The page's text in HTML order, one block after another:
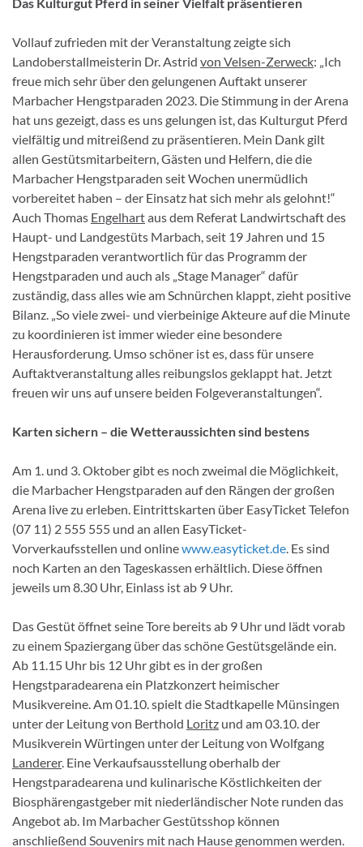
Vollauf zufrieden mit der Veranstaltung zeigte sich
Landoberstallmeisterin Dr. Astrid von Velsen-Zerweck: „Ich
freue mich sehr über den gelungenen Auftakt unserer
Marbacher Hengstparaden 2023. Die Stimmung in der Arena
hat uns gezeigt, dass es uns gelungen ist, das Kulturgut Pferd
vielfältig und mitreißend zu präsentieren. Mein Dank gilt
allen Gestütsmitarbeitern, Gästen und Helfern, die die
Marbacher Hengstparaden seit Wochen unermüdlich
vorbereitet haben – der Einsatz hat sich mehr als gelohnt!“
Auch Thomas Engelhartaus dem Referat Landwirtschaft des
Haupt- und Landgestüts Marbach, seit 19 Jahren und 15
Hengstparaden verantwortlich für das Programm der
Hengstparaden und auch als „Stage Manager“ dafür
zuständig, dass alles wie am Schnürchen klappt, zieht positive
Bilanz. „So viele zwei- und vierbeinige Akteure auf die Minute
zu koordinieren ist immer wieder eine besondere
Herausforderung. Umso schöner ist es, dass für unsere
Auftaktveranstaltung alles reibungslos geklappt hat. Jetzt
freuen wir uns auf unsere beiden Folgeveranstaltungen“.
Karten sichern – die Wetteraussichten sind bestens
Am 1. und 3. Oktober gibt es noch zweimal die Möglichkeit,
die Marbacher Hengstparaden auf den Rängen der großen
Arena live zu erleben. Eintrittskarten über EasyTicket Telefon
(07 11) 2 555 555 und an allen EasyTicket-
Vorverkaufsstellen und onlinewww.easyticket.de. Es sind
noch Karten an den Tageskassen erhältlich. Diese öffnen
jeweils um 8.30 Uhr, Einlass ist ab 9 Uhr.
Das Gestüt öffnet seine Tore bereits ab 9 Uhr und lädt vorab
zu einem Spaziergang über das schöne Gestütsgelände ein.
Ab 11.15 Uhr bis 12 Uhr gibt es in der großen
Hengstparadearena ein Platzkonzert heimischer
Musikvereine. Am 01.10. spielt die Stadtkapelle Münsingen
unter der Leitung von Berthold Loritz und am 03.10. der
Musikverein Würtingen unter der Leitung von Wolfgang
Landerer. Eine Verkaufsausstellung oberhalb der
Hengstparadearena und kulinarische Köstlichkeiten der
Biosphärengastgeber mit niederländischer Note runden das
Angebot ab. Im Marbacher Gestütsshop können
anschließend Souvenirs mit nach Hause genommen werden.